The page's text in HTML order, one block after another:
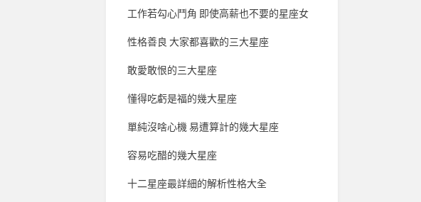
工作若勾心鬥角 即使高薪也不要的星座女
性格善良 大家都喜歡的三大星座
敢愛敢恨的三大星座
懂得吃虧是福的幾大星座
單純沒啥心機 易遭算計的幾大星座
容易吃醋的幾大星座
十二星座最詳細的解析性格大全